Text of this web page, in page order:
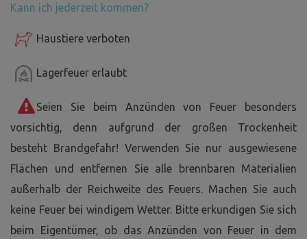
Kann ich jederzeit kommen?
Haustiere verboten
Lagerfeuer erlaubt
Seien Sie beim Anzünden von Feuer besonders
vorsichtig, denn aufgrund der großen Trockenheit
besteht Brandgefahr! Verwenden Sie nur ausgewiesene
Flächen und entfernen Sie alle brennbaren Materialien
außerhalb der Reichweite des Feuers. Machen Sie auch
keine Feuer bei windigem Wetter. Bitte erkundigen Sie sich
beim Eigentümer, ob das Anzünden von Feuer in dem